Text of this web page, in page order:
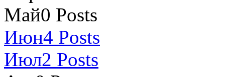
Май0 Posts
Июн4 Posts
Июл2 Posts